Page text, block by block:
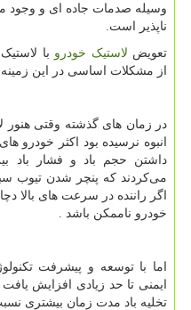
وسیله صدمات جاده ای و وجود
ناپذیر است.
تعویض لاستیک خودرو با
از مشکلات اساسی در این
در زمان های گذشته وقتی هنور
انبوه نرسیده بود اکثر خودرو
داشتن حجم باد و فشار باد
می‌کردند که پنچر شدن تیوب
اگر راننده در سرعت های بالا
خودرو ناممکن باشد .
اما با توسعه و پیشرفت
ایمنی تا حد زیادی افزایش
تخلیه باد مدت زمان بیشتری